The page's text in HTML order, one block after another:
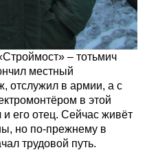
– тотьмич
местный
отслужил в армии, а с
в этой
и его отец. Сейчас живёт
но по-прежнему в
трудовой путь.